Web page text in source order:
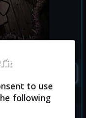
McMillen
McMillen
to use
following